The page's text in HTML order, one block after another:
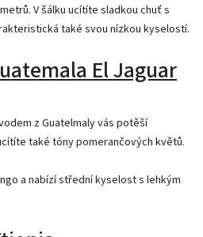
V šálku ucítíte sladkou chuť s
také svou nízkou kyselostí.
El Jaguar
z Guatelmaly vás potěší
také tóny pomerančových květů.
a nabízí střední kyselost s lehkým